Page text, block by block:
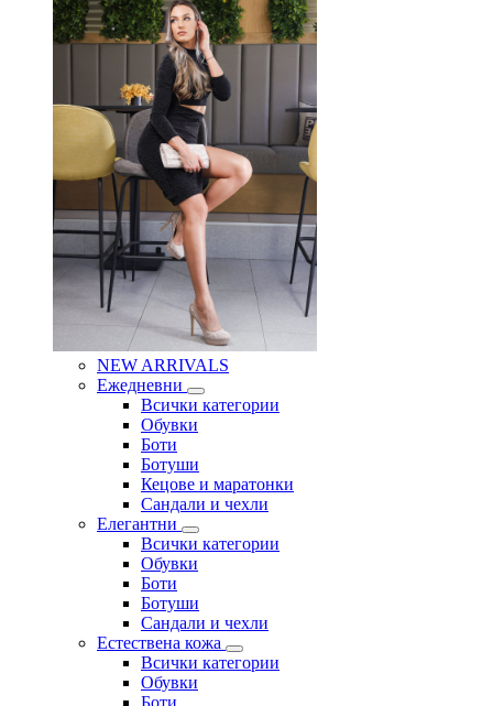
NEW ARRIVALS
Ежедневни
Всички категории
Обувки
Боти
Ботуши
Кецове и маратонки
Сандали и чехли
Елегантни
Всички категории
Обувки
Боти
Ботуши
Сандали и чехли
Естествена кожа
Всички категории
Обувки